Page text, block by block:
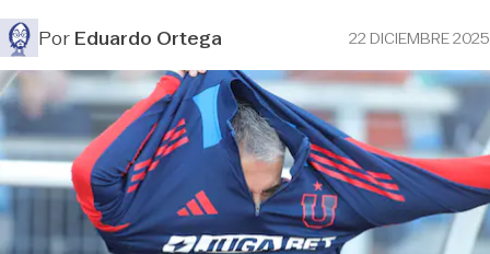
PorEduardo Ortega 22 DICIEMBRE 2025